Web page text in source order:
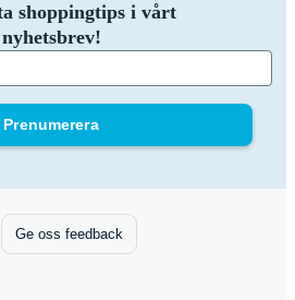
shoppingtips i vårt
nyhetsbrev!
Prenumerera
Ge oss feedback